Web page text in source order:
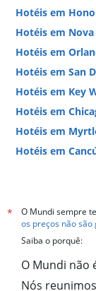
Hotéis em
Hotéis em
Hotéis em
Hotéis em San
Hotéis em Key
Hotéis em
Hotéis em
Hotéis em
*
O Mundi sempre
os preços não são
Saiba o porquê:
O Mundi não
Nós